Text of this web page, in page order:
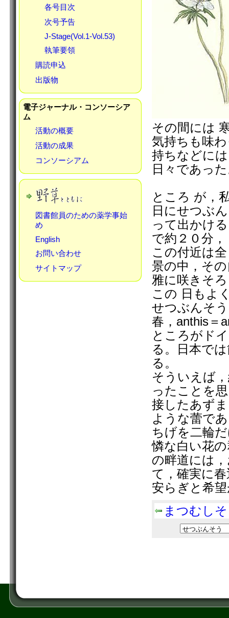
各号目次
次号予告
J-Stage(Vol.1-Vol.53)
執筆要領
購読申込
出版物
電子ジャーナル・コンソーシア
ム
活動の概要
活動の成果
コンソーシアム
図書館員のための薬学事始
め
English
お問い合わせ
サイトマップ
その間には
気持ちも味
持ちなどに
日々であっ
ところ が，
日にせつぶ
って出かけ
で約２０分
この付近は
景の中，そ
雅に咲きそ
この 日もよ
せつぶんそ
春，anthis＝
ところがド
る。日本で
る。
そういえば
ったことを
接したあず
ような蕾で
ちげを二輪
憐な白い花
の畔道には
て，確実に
安らぎと希
まつむし